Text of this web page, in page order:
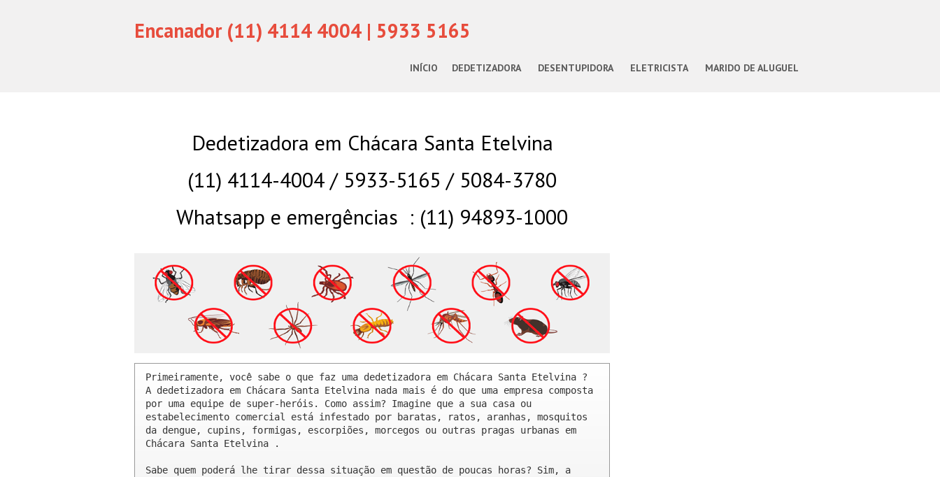
Encanador (11) 4114 4004 | 5933 5165
INÍCIO DEDETIZADORA DESENTUPIDORA ELETRICISTA MARIDO DE ALUGUEL
Dedetizadora em Chácara Santa Etelvina
(11) 4114-4004 / 5933-5165 / 5084-3780
Whatsapp e emergências : (11) 94893-1000
Primeiramente, você sabe o que faz uma dedetizadora em Chácara Santa Etelvina ?
A dedetizadora em Chácara Santa Etelvina nada mais é do que uma empresa composta
por uma equipe de super-heróis. Como assim? Imagine que a sua casa ou
estabelecimento comercial está infestado por baratas, ratos, aranhas, mosquitos
da dengue, cupins, formigas, escorpiões, morcegos ou outras pragas urbanas em
Chácara Santa Etelvina .
Sabe quem poderá lhe tirar dessa situação em questão de poucas horas? Sim, a